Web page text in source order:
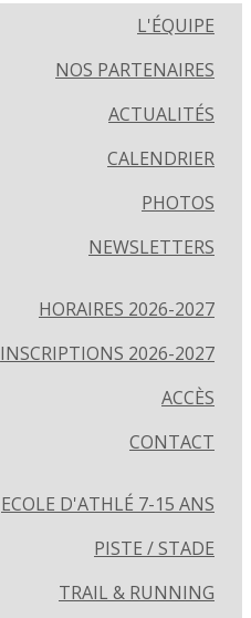
L'ÉQUIPE
NOS PARTENAIRES
ACTUALITÉS
CALENDRIER
PHOTOS
NEWSLETTERS
HORAIRES 2026-2027
INSCRIPTIONS 2026-2027
ACCÈS
CONTACT
ECOLE D'ATHLÉ 7-15 ANS
PISTE / STADE
TRAIL & RUNNING